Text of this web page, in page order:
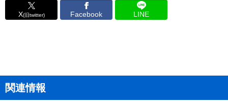
X(旧twitter) Facebook LINE
関連情報